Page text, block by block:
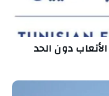
دون الحد